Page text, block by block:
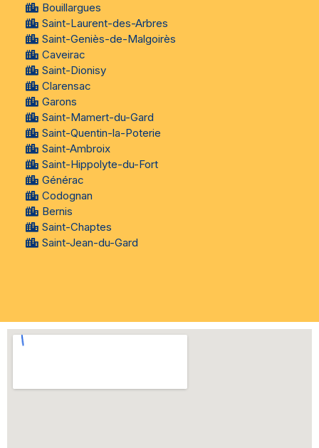
Bouillargues
Saint-Laurent-des-Arbres
Saint-Geniès-de-Malgoirès
Caveirac
Saint-Dionisy
Clarensac
Garons
Saint-Mamert-du-Gard
Saint-Quentin-la-Poterie
Saint-Ambroix
Saint-Hippolyte-du-Fort
Générac
Codognan
Bernis
Saint-Chaptes
Saint-Jean-du-Gard